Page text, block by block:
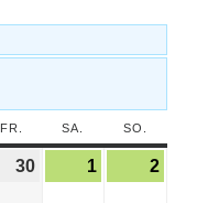
FR. SA. SO.
30 1 2